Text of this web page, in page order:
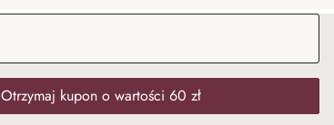
Otrzymaj kupon o wartości 60 zł